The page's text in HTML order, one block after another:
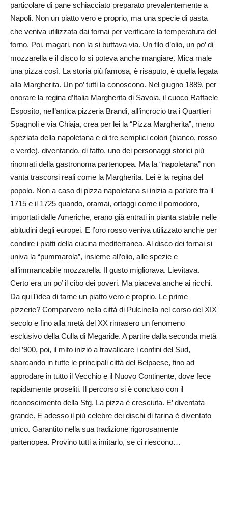
particolare di pane schiacciato preparato prevalentemente a
Napoli. Non un piatto vero e proprio, ma una specie di pasta
che veniva utilizzata dai fornai per verificare la temperatura del
forno. Poi, magari, non la si buttava via. Un filo d’olio, un po’ di
mozzarella e il disco lo si poteva anche mangiare. Mica male
una pizza così. La storia più famosa, è risaputo, è quella legata
alla Margherita. Un po’ tutti la conoscono. Nel giugno 1889, per
onorare la regina d’Italia Margherita di Savoia, il cuoco Raffaele
Esposito, nell’antica pizzeria Brandi, all’incrocio tra i Quartieri
Spagnoli e via Chiaja, crea per lei la “Pizza Margherita”, meno
speziata della napoletana e di tre semplici colori (bianco, rosso
e verde), diventando, di fatto, uno dei personaggi storici più
rinomati della gastronoma partenopea. Ma la “napoletana” non
vanta trascorsi reali come la Margherita. Lei è la regina del
popolo. Non a caso di pizza napoletana si inizia a parlare tra il
1715 e il 1725 quando, oramai, ortaggi come il pomodoro,
importati dalle Americhe, erano già entrati in pianta stabile nelle
abitudini degli europei. E l’oro rosso veniva utilizzato anche per
condire i piatti della cucina mediterranea. Al disco dei fornai si
univa la “pummarola”, insieme all’olio, alle spezie e
all’immancabile mozzarella. Il gusto migliorava. Lievitava.
Certo era un po’ il cibo dei poveri. Ma piaceva anche ai ricchi.
Da qui l’idea di farne un piatto vero e proprio. Le prime
pizzerie? Comparvero nella città di Pulcinella nel corso del XIX
secolo e fino alla metà del XX rimasero un fenomeno
esclusivo della Culla di Megaride. A partire dalla seconda metà
del ’900, poi, il mito iniziò a travalicare i confini del Sud,
sbarcando in tutte le principali città del Belpaese, fino ad
approdare in tutto il Vecchio e il Nuovo Continente, dove fece
rapidamente proseliti. Il percorso si è concluso con il
riconoscimento della Stg. La pizza è cresciuta. E’ diventata
grande. E adesso il più celebre dei dischi di farina è diventato
unico. Garantito nella sua tradizione rigorosamente
partenopea. Provino tutti a imitarlo, se ci riescono…